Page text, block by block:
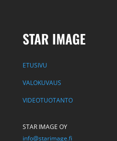
STAR IMAGE
ETUSIVU
VALOKUVAUS
VIDEOTUOTANTO
STAR IMAGE OY
info@starimage.fi